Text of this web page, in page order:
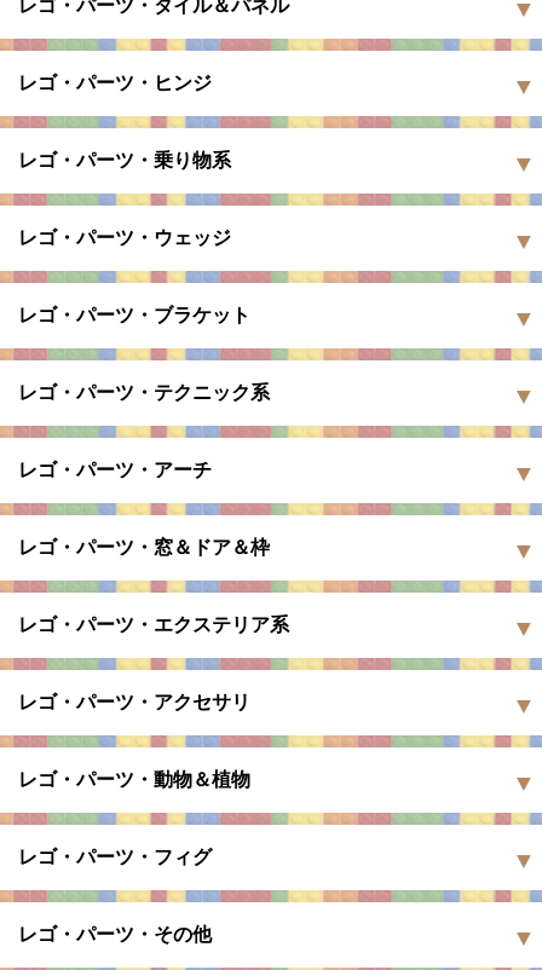
レゴ・パーツ・タイル＆パネル
レゴ・パーツ・ヒンジ
レゴ・パーツ・乗り物系
レゴ・パーツ・ウェッジ
レゴ・パーツ・ブラケット
レゴ・パーツ・テクニック系
レゴ・パーツ・アーチ
レゴ・パーツ・窓＆ドア＆枠
レゴ・パーツ・エクステリア系
レゴ・パーツ・アクセサリ
レゴ・パーツ・動物＆植物
レゴ・パーツ・フィグ
レゴ・パーツ・その他